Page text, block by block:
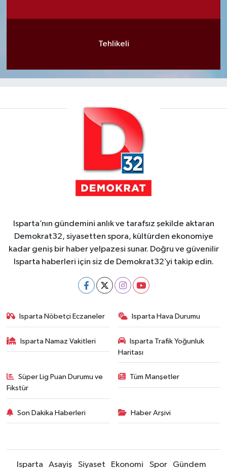
Tehlikeli
Isparta’nın gündemini anlık ve tarafsız şekilde aktaran
Demokrat32, siyasetten spora, kültürden ekonomiye
kadar geniş bir haber yelpazesi sunar. Doğru ve güvenilir
Isparta haberleri için siz de Demokrat32’yi takip edin.
Isparta Nöbetçi Eczaneler Isparta Hava Durumu
Isparta Namaz Vakitleri
Isparta Trafik Yoğunluk
Haritası
Süper Lig Puan Durumu ve
Fikstür
Tüm Manşetler
Son Dakika Haberleri Haber Arşivi
Isparta Asayiş Siyaset Ekonomi Spor Gündem